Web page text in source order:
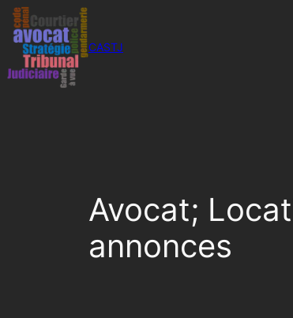
Aller
au
contenu
CASTJ
Avocat;
annonces